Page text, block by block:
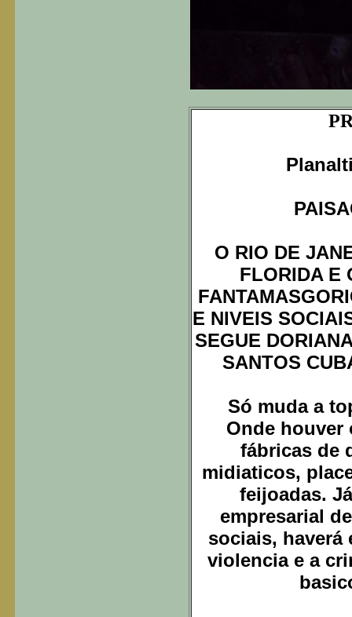
O RIO DE
FLORIDA E
E NIVEIS
SEGUE
SANTOS
Só muda a
Onde houver
fábricas de
midiaticos,
feijoadas.
empresarial
sociais, haverá
violencia e a